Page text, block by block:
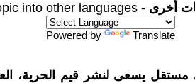
أخرى - into other languages
Powered by Translate
يسعى لنشر قيم الحرية،